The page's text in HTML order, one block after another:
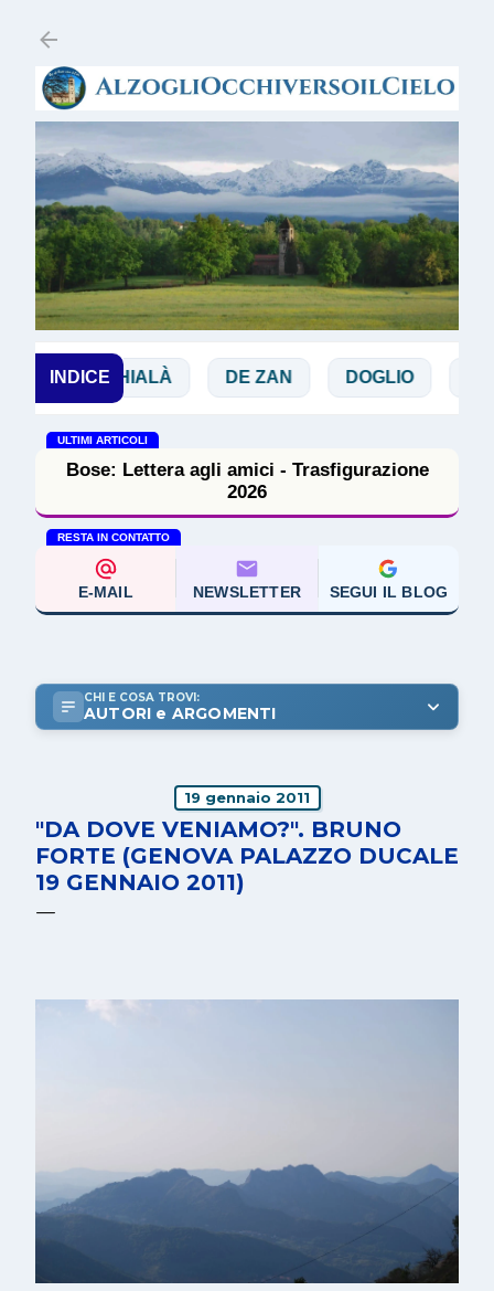
INDICE
CHIALÀ DE ZAN DOGLIO MAGGI
ULTIMI ARTICOLI
Bose: Lettera agli amici - Trasfigurazione
2026
RESTA IN CONTATTO
E-MAIL NEWSLETTER SEGUI IL BLOG
CHI E COSA TROVI:
AUTORI e ARGOMENTI
19 gennaio 2011
"DA DOVE VENIAMO?". BRUNO
FORTE (GENOVA PALAZZO DUCALE
19 GENNAIO 2011)